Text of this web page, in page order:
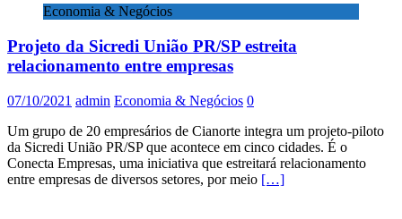
Economia & Negócios
Projeto da Sicredi União PR/SP estreita
relacionamento entre empresas
07/10/2021 admin Economia & Negócios 0
Um grupo de 20 empresários de Cianorte integra um projeto-piloto
da Sicredi União PR/SP que acontece em cinco cidades. É o
Conecta Empresas, uma iniciativa que estreitará relacionamento
entre empresas de diversos setores, por meio […]